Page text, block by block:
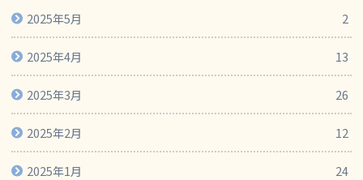
2025年5月 2
2025年4月 13
2025年3月 26
2025年2月 12
2025年1月 24